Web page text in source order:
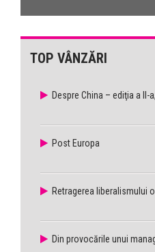
TOP VÂNZĂRI
Despre China – ediţia a II-
Post Europa
Retragerea liberalismului
Din provocările unui